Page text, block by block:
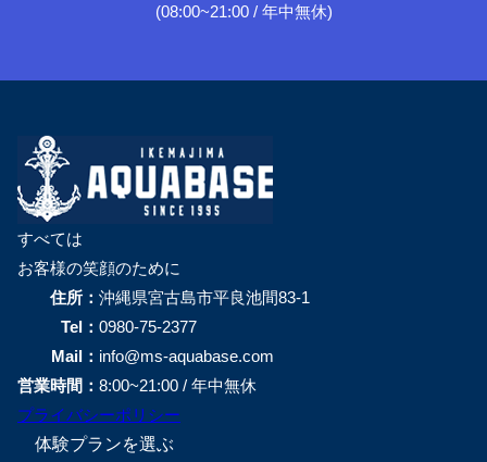
(08:00~21:00 / 年中無休)
すべては
お客様の笑顔のために
住所： 沖縄県宮古島市平良池間83-1
Tel： 0980-75-2377
Mail： info@ms-aquabase.com
営業時間： 8:00~21:00 / 年中無休
プライバシーポリシー
体験プランを選ぶ